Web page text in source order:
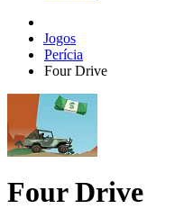
Jogos
Perícia
Four Drive
Four Drive